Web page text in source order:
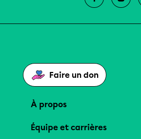
Faire un don
À propos
Équipe et carrières